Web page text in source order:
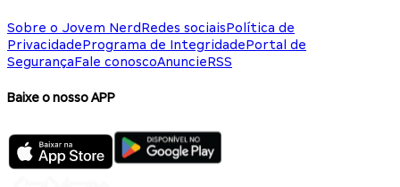
Sobre o Jovem NerdRedes sociaisPolítica de
PrivacidadePrograma de IntegridadePortal de
SegurançaFale conoscoAnuncieRSS
Baixe o nosso APP